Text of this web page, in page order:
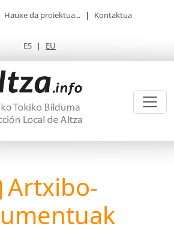
Hauxe da proiektua... | Kontaktua
ES | EU
Artxibo-